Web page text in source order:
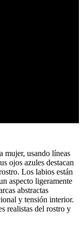
mujer, usando líneas
ojos azules destacan
Los labios están
aspecto ligeramente
abstractas
y tensión interior.
realistas del rostro y